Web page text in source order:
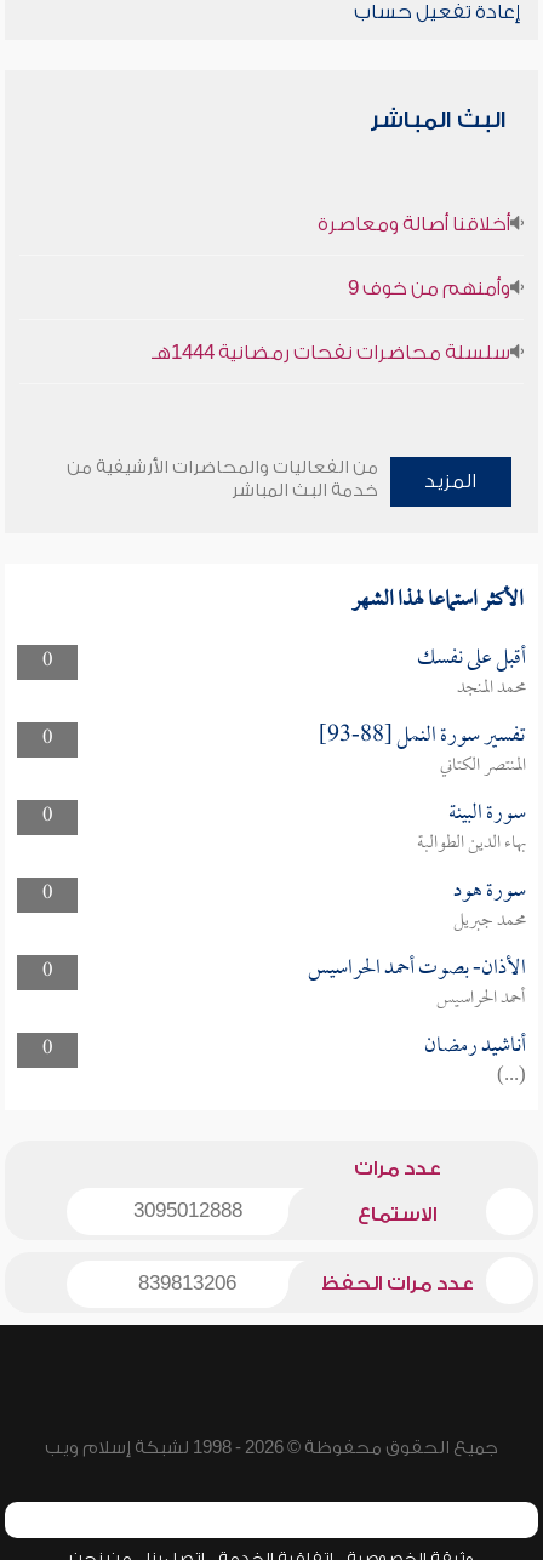
إعادة تفعيل حساب
البث المباشر
أخلاقنا أصالة ومعاصرة
وأمنهم من خوف 9
سلسلة محاضرات نفحات رمضانية 1444هـ
المزيد
من الفعاليات والمحاضرات الأرشيفية من
خدمة البث المباشر
الأكثر استماعا لهذا الشهر
0 أقبل على نفسك
محمد المنجد
0
تفسير سورة النمل [88-93]
المنتصر الكتاني
0
سورة البينة
بهاء الدين الطوالبة
0
سورة هود
محمد جبريل
0
الأذان- بصوت أحمد الحراسيس
أحمد الحراسيس
0
أناشيد رمضان
(...)
عدد مرات
الاستماع 3095012888
عدد مرات الحفظ 839813206
جميع الحقوق محفوظة © 2026 - 1998 لشبكة إسلام ويب